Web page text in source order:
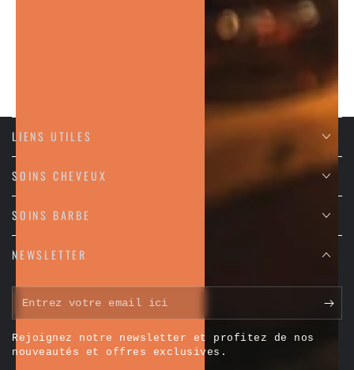
Donnez à vos clients un résumé de
votre blog post
LIENS UTILES
SOINS CHEVEUX
SOINS BARBE
NEWSLETTER
Entrez
votre
email
Rejoignez notre newsletter et profitez de nos
nouveautés et offres exclusives.